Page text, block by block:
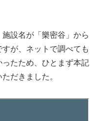
設名が「樂密谷」から
すが、ネットで調べても
たため、ひとまず本記
だきました。